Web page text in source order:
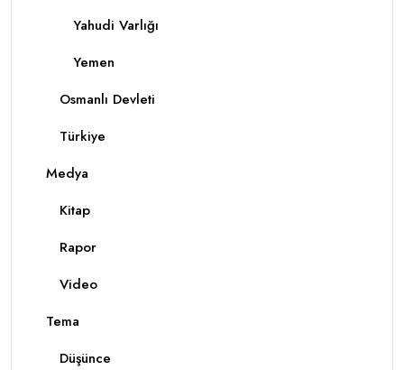
Yahudi Varlığı
Yemen
Osmanlı Devleti
Türkiye
Medya
Kitap
Rapor
Video
Tema
Düşünce